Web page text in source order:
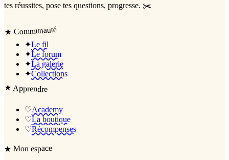
tes réussites, pose tes questions, progresse. ✂️
★ Communauté
✦Le fil
✦Le forum
✦La galerie
✦Collections
★Apprendre
♡Academy
♡La boutique
♡Récompenses
★Mon espace